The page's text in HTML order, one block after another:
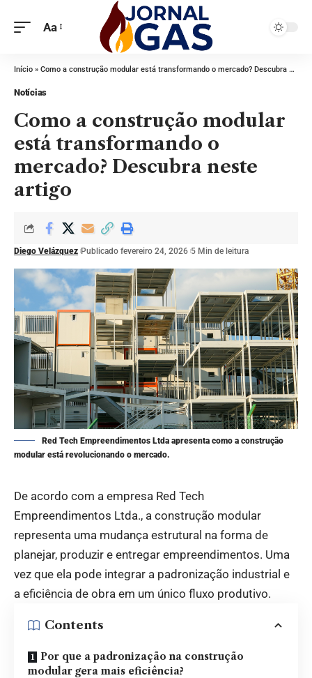
Aa
Início » Como a construção modular está transformando o mercado? Descubra neste artigo
Notícias
Como a construção modular
está transformando o
mercado? Descubra neste
artigo
Diego Velázquez Publicado fevereiro 24, 2026 5 Min de leitura
Red Tech Empreendimentos Ltda apresenta como a construção
modular está revolucionando o mercado.
De acordo com a empresa Red Tech
Empreendimentos Ltda., a construção modular
representa uma mudança estrutural na forma de
planejar, produzir e entregar empreendimentos. Uma
vez que ela pode integrar a padronização industrial e
a eficiência de obra em um único fluxo produtivo.
Contents
Por que a padronização na construção
modular gera mais eficiência?